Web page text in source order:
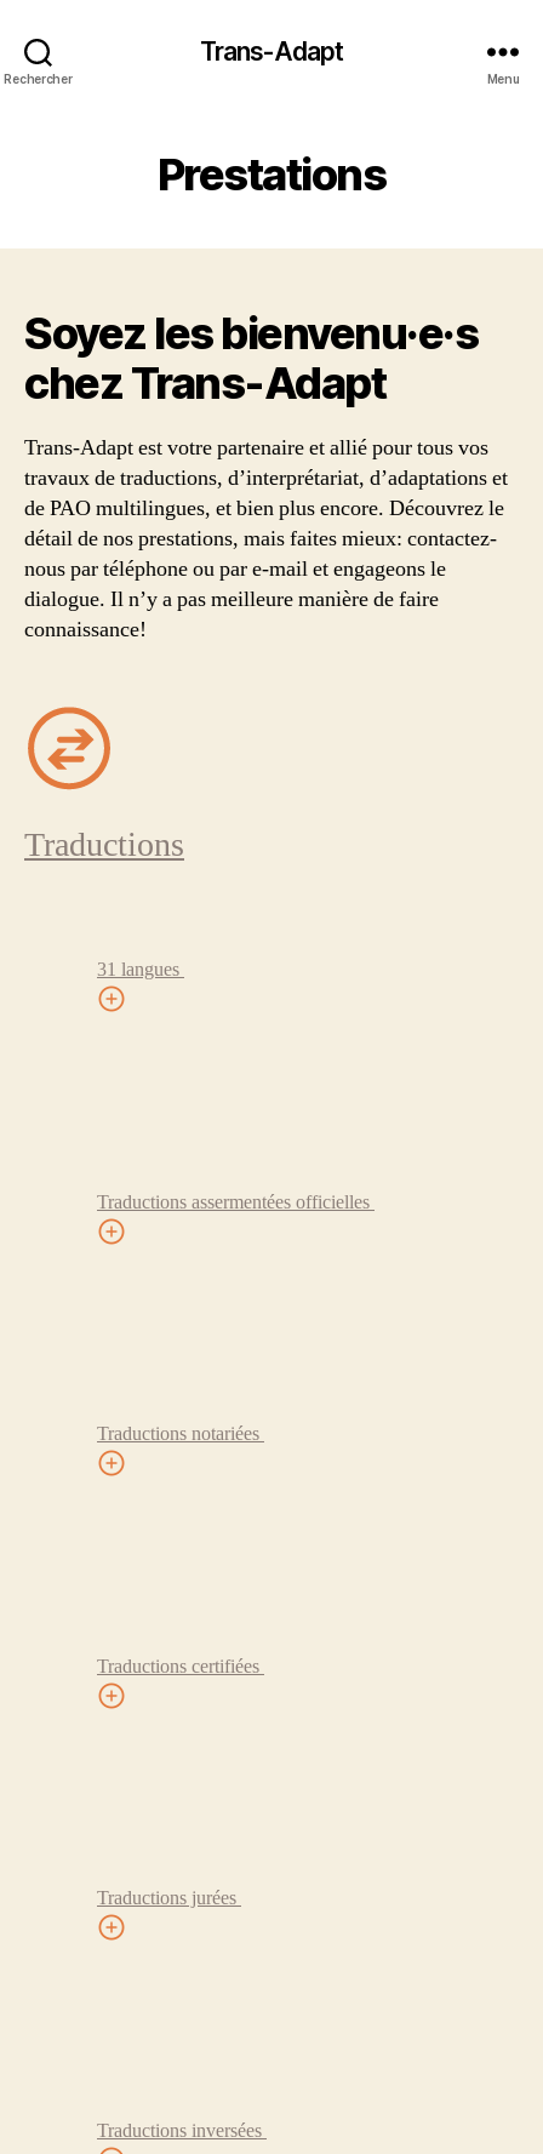
Rechercher
Trans-Adapt
Menu
Prestations
Soyez les bienvenu·e·s
chez Trans‑Adapt
Trans-Adapt est votre partenaire et allié pour tous vos
travaux de traductions, d’interprétariat, d’adaptations et
de PAO multilingues, et bien plus encore. Découvrez le
détail de nos prestations, mais faites mieux: contactez-
nous par téléphone ou par e-mail et engageons le
dialogue. Il n’y a pas meilleure manière de faire
connaissance!
Traductions
31 langues
Traductions assermentées officielles
Traductions notariées
Traductions certifiées
Traductions jurées
Traductions inversées